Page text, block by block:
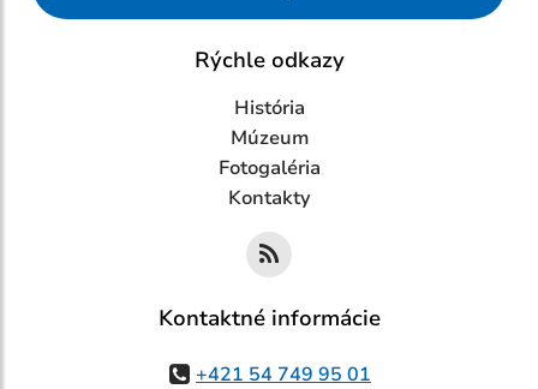
Rýchle odkazy
História
Múzeum
Fotogaléria
Kontakty
Kontaktné informácie
+421 54 749 95 01